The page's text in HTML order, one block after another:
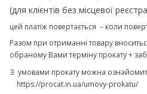
(для клієнтів без місцевої
цей платіж повертається – коли
Разом при отриманні товару
обраному Вами терміну прокату +
З умовами прокату можна
https://procat.in.ua/umovy-prokatu/